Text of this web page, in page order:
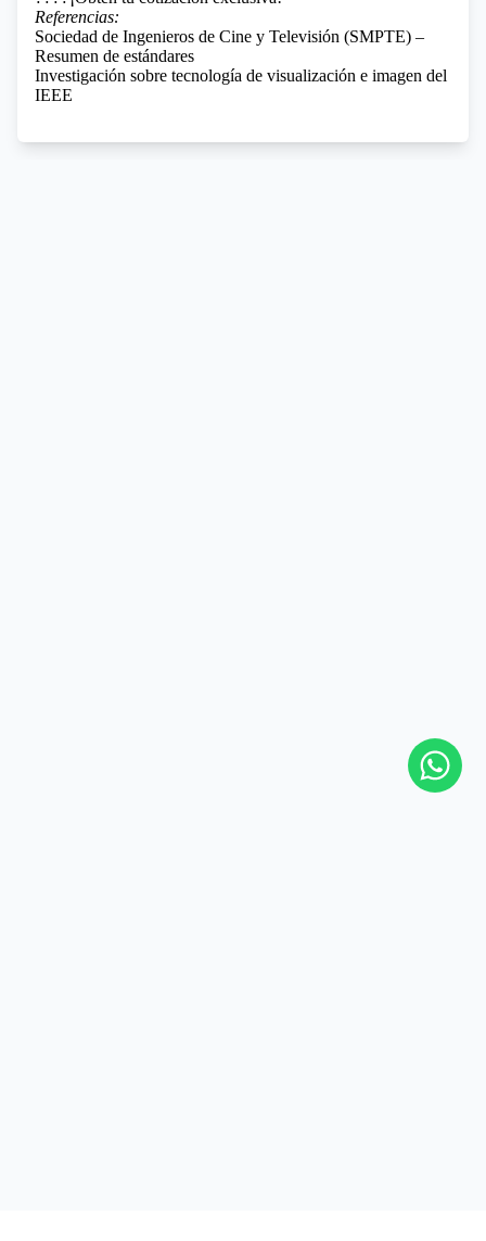
Referencias:
Sociedad de Ingenieros de Cine y Televisión (SMPTE) –
Resumen de estándares
Investigación sobre tecnología de visualización e imagen del
IEEE